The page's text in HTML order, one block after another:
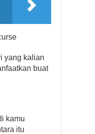
yang kalian
buat
kamu
itu